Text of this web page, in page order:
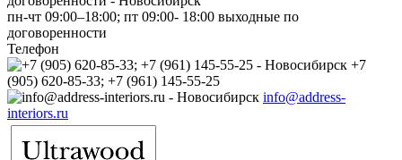
пн-чт 09:00–18:00; пт 09:00- 18:00 выходные по
договоренности
Телефон
+7
(905) 620-85-33; +7 (961) 145-55-25
info@address-
interiors.ru